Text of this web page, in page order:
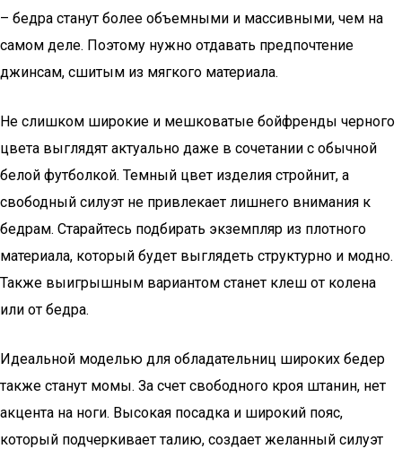
– бедра станут более объемными и массивными, чем на
самом деле. Поэтому нужно отдавать предпочтение
джинсам, сшитым из мягкого материала.
Не слишком широкие и мешковатые бойфренды черного
цвета выглядят актуально даже в сочетании с обычной
белой футболкой. Темный цвет изделия стройнит, а
свободный силуэт не привлекает лишнего внимания к
бедрам. Старайтесь подбирать экземпляр из плотного
материала, который будет выглядеть структурно и модно.
Также выигрышным вариантом станет клеш от колена
или от бедра.
Идеальной моделью для обладательниц широких бедер
также станут момы. За счет свободного кроя штанин, нет
акцента на ноги. Высокая посадка и широкий пояс,
который подчеркивает талию, создает желанный силуэт